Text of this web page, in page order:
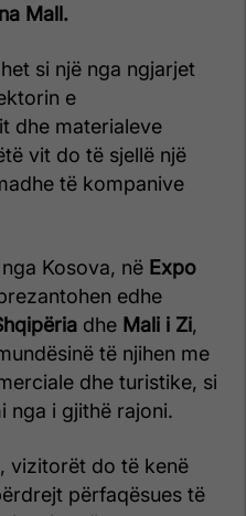
Mall.
si një nga ngjarjet
e
dhe materialeve
vit do të sjellë një
të kompanive
Kosova, në Expo
edhe
dhe Mali i Zi,
të njihen me
dhe turistike, si
nga i gjithë rajoni.
vizitorët do të kenë
përfaqësues të